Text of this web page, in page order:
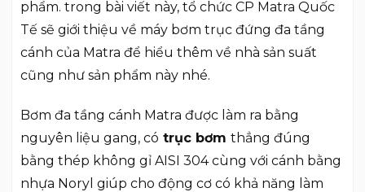
phẩm. trong bài viết này, tổ chức CP Matra Quốc
Tế sẽ giới thiệu về máy bơm trục đứng đa tầng
cánh của Matra để hiểu thêm về nhà sản suất
cũng như sản phẩm này nhé.
Bơm đa tầng cánh Matra được làm ra bằng
nguyên liệu gang, có trục bơm thẳng đúng
bằng thép không gỉ AISI 304 cùng với cánh bằng
nhựa Noryl giúp cho động cơ có khả năng làm